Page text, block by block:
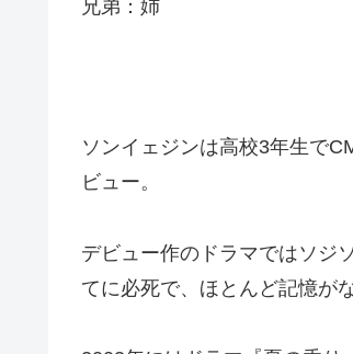
兄弟：姉
ソンイェジンは高校3年生で
ビュー。
デビュー作のドラマではソジ
てに必死で、ほとんど記憶が